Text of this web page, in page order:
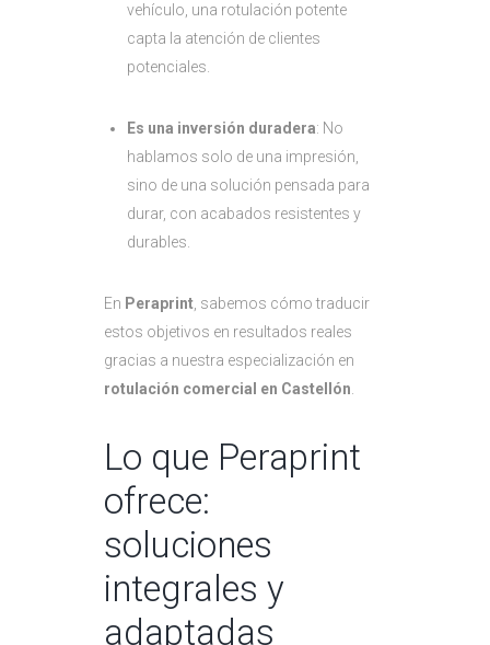
vehículo, una rotulación potente
capta la atención de clientes
potenciales.
Es una inversión duradera: No
hablamos solo de una impresión,
sino de una solución pensada para
durar, con acabados resistentes y
durables.
En Peraprint , sabemos cómo traducir
estos objetivos en resultados reales
gracias a nuestra especialización en
rotulación comercial en Castellón
Lo que Peraprint
ofrece:
soluciones
integrales y
adaptadas